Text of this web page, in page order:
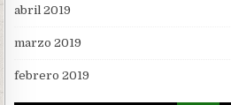
abril 2019
marzo 2019
febrero 2019